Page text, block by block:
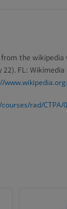
the wikipedia
22). FL:
www.wikipedia.org
rad/CTPA/